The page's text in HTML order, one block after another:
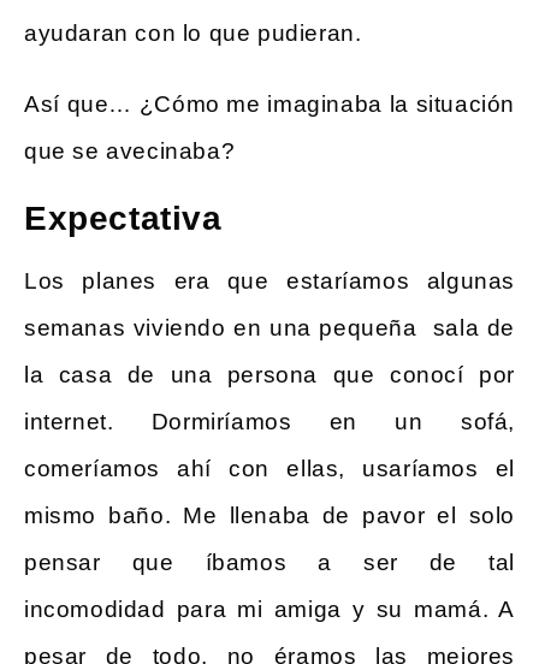
ayudaran con lo que pudieran.
Así que… ¿Cómo me imaginaba la situación
que se avecinaba?
Expectativa
Los planes era que estaríamos algunas
semanas viviendo en una pequeña sala de
la casa de una persona que conocí por
internet. Dormiríamos en un sofá,
comeríamos ahí con ellas, usaríamos el
mismo baño. Me llenaba de pavor el solo
pensar que íbamos a ser de tal
incomodidad para mi amiga y su mamá. A
pesar de todo, no éramos las mejores